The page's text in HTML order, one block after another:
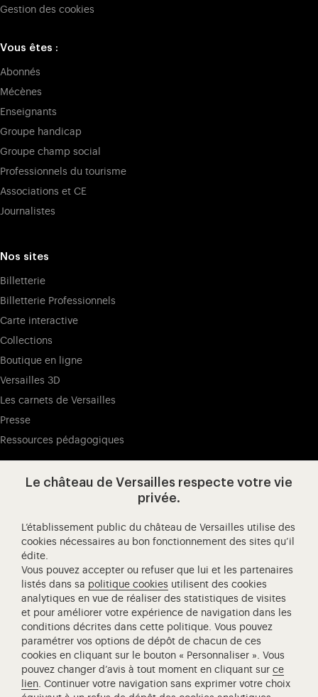
Gestion des cookies
Vous êtes :
Abonnés
Mécènes
Enseignants
Groupe handicap
Groupe champ social
Professionnels du tourisme
Associations et CE
Journalistes
Nos sites
Billetterie
Billetterie Professionnels
Carte interactive
Collections
Boutique en ligne
Versailles 3D
Les carnets de Versailles
Presse
Ressources pédagogiques
Visitez notre Facebook (ouverture
Visitez notre X (ouverture dans un
Visitez notre Instagram
Visitez notre YouTube
L'Opéra royal de Versailles
Centre de recherche du château de Versailles
Centre de Musique Baroque de Versailles
Réseau des Résidences Royales Européenne
Société des Amis de Versailles
Académie équestre nationale du domaine de Versailles
Le château de Versailles respecte votre vie
privée.
L’établissement public du château de Versailles utilise des
cookies nécessaires au bon fonctionnement des sites qu’il
édite.
Vous pouvez accepter ou refuser que lui et les partenaires
listés dans sa politique cookies utilisent des cookies
analytiques en vue de réaliser des statistiques de visites
et pour améliorer votre expérience de navigation dans les
conditions décrites dans cette politique. Vous pouvez
paramétrer vos options de dépôt de chacun de ces
cookies en cliquant sur le bouton « Personnaliser ». Vous
pouvez changer d’avis à tout moment en cliquant surce
lien. Continuer votre navigation sans exprimer votre choix